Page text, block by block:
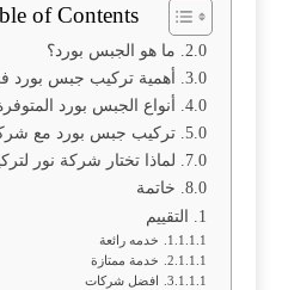
of Contents
ما هو الجبس بورد؟
أهمية تركيب جبس بورد
أنواع الجبس بورد
تركيب جبس بورد مع
لماذا تختار شركة نور
خاتمة
التقييم
خدمه رائعة
خدمة ممتازة
افضل شركات